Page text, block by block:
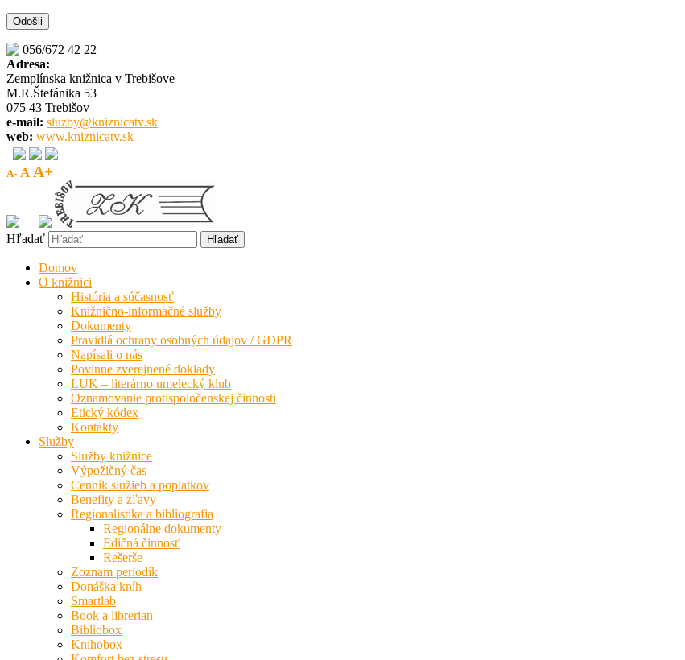
056/672 42 22
Adresa:
Zemplínska knižnica v Trebišove
M.R.Štefánika 53
075 43 Trebišov
e-mail: sluzby@kniznicatv.sk
web: www.kniznicatv.sk
A- A A+
Hľadať
Domov
O knižnici
História a súčasnosť
Knižnično-informačné služby
Dokumenty
Pravidlá ochrany osobných údajov / GDPR
Napísali o nás
Povinne zverejnené doklady
LUK – literárno umelecký klub
Oznamovanie protispoločenskej činnosti
Etický kódex
Kontakty
Služby
Služby knižnice
Výpožičný čas
Cenník služieb a poplatkov
Benefity a zľavy
Regionalistika a bibliografia
Regionálne dokumenty
Edičná činnosť
Rešerše
Zoznam periodík
Donáška kníh
Smartlab
Book a librerian
Bibliobox
Knihobox